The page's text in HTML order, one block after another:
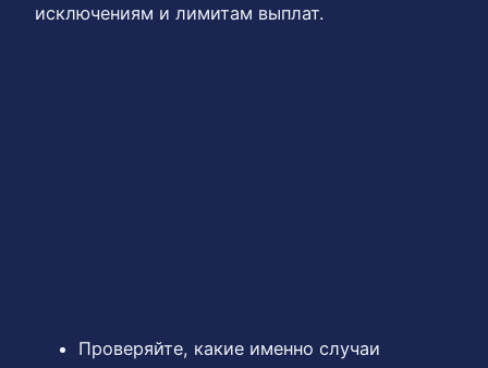
исключениям и лимитам выплат.
Проверяйте, какие именно случаи